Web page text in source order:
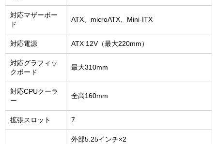
対応マザーボー
ド
ATX、microATX、Mini-ITX
対応電源 ATX 12V（最大220mm）
対応グラフィッ
クボード
最大310mm
対応CPUクーラ
ー
全高160mm
拡張スロット 7
外部5.25インチ×2